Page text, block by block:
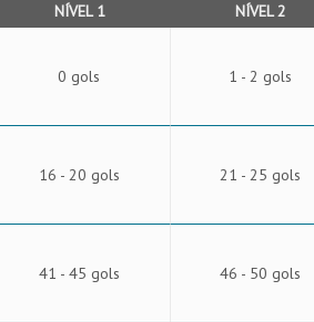
NÍVEL 1 NÍVEL 2
0 gols 1 - 2 gols
16 - 20 gols 21 - 25 gols
41 - 45 gols 46 - 50 gols